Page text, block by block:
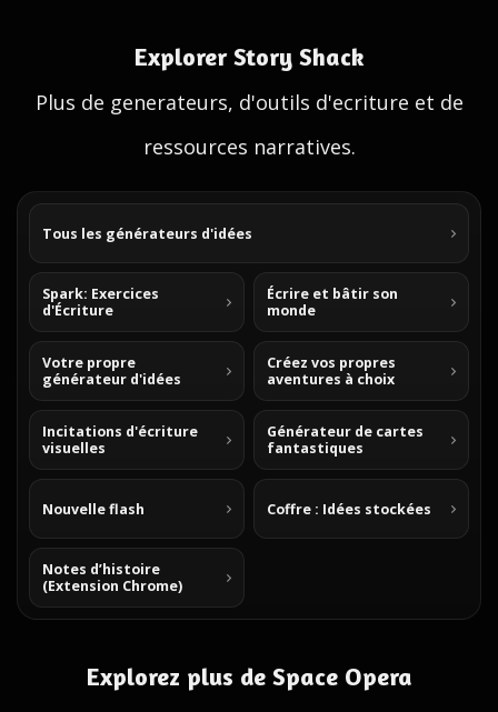
Explorer Story Shack
Plus de generateurs, d'outils d'ecriture et de
ressources narratives.
Tous les générateurs d'idées
Spark: Exercices
d'Écriture
Écrire et bâtir son
monde
Votre propre
générateur d'idées
Créez vos propres
aventures à choix
Incitations d'écriture
visuelles
Générateur de cartes
fantastiques
Nouvelle flash Coffre : Idées stockées
Notes d’histoire
(Extension Chrome)
Explorez plus de Space Opera